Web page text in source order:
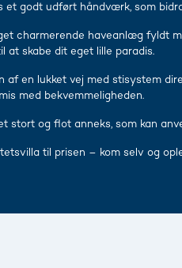
et godt udført håndværk, som
charmerende haveanlæg fyldt
at skabe dit eget lille paradis.
af en lukket vej med stisystem
med bekvemmeligheden.
stort og flot anneks, som kan
til prisen – kom selv og